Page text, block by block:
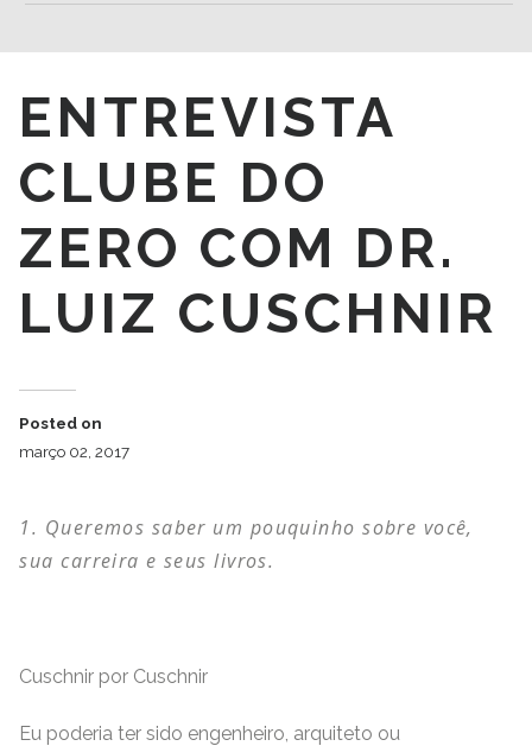
ENTREVISTA
CLUBE DO
ZERO COM DR.
LUIZ CUSCHNIR
Posted on
março 02, 2017
Queremos saber um pouquinho sobre você,
sua carreira e seus livros.
Cuschnir por Cuschnir
Eu poderia ter sido engenheiro, arquiteto ou